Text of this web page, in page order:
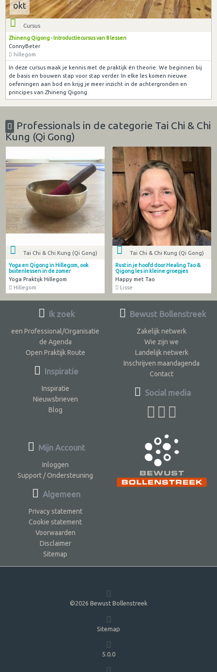
okt
Cursus
Zhineng Qigong - Introductiecursus van 8 lessen
ConnyBeter
hillegom
In deze cursus maak je kennis met de praktijk én theorie. We beginnen bij
de basis en bouwen stap voor stap verder. In elke les komen nieuwe
oefeningen aan bod en krijg je meer inzicht in de achtergronden en
principes van Zhineng Qigong.
Professionals in de categorie Tai Chi & Chi
Kung (Qi Gong)
Tai Chi & Chi Kung (Qi Gong)
Yoga en Qigong in Hillegom, ook
buitenlessen in de zomer
Yoga Praktijk Hillegom
Hillegom
Tai Chi & Chi Kung (Qi Gong)
Rust in je hoofd door Healing Tao &
Qigong les in kleine groepjes
Happy met Tao
Lisse
Ik zoek
een Professional/Organisatie
de Agenda
Open Praktijk Route
Inspiratie
Inspiratie
Nieuwsbrieven
Blog
Bewust Bollenstreek
Zakelijk netwerk
Wie zijn we
Landelijk netwerk
Inschrijven maandagenda
Contact
Social media
Mijn Account
Inloggen
Support / Ondersteuning
Algemeen
Privacy statement
Cookie statement
Voorwaarden
Disclaimer
Sitemap
©2026 Bewust Bollenstreek
Sitemap
5.0.0